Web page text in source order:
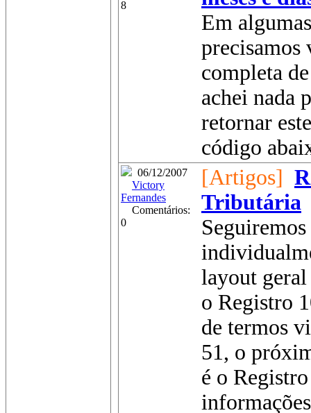
8
Em
precisamos
completa
achei nada
retornar
código
06/12/2007
Victory
Fernandes
Comentários:
0
[Artigos]
Tributária
layout
o Registro
de termos
51, o
é o